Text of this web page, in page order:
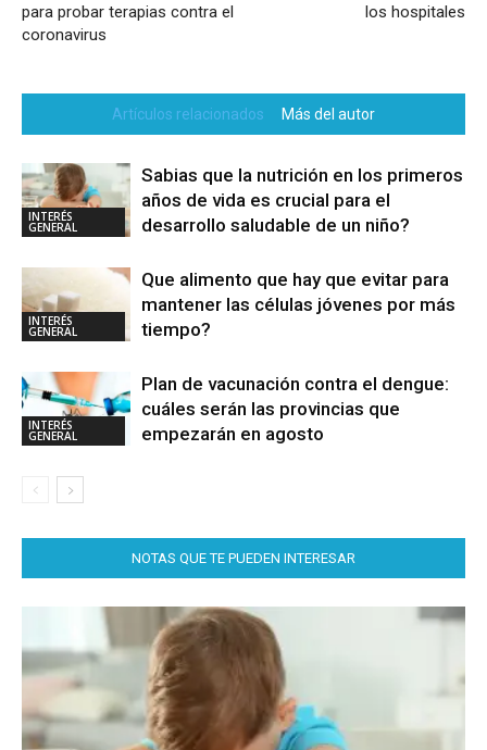
para probar terapias contra el
coronavirus
los hospitales
Artículos relacionados Más del autor
INTERÉS
GENERAL
Sabias que la nutrición en los primeros
años de vida es crucial para el
desarrollo saludable de un niño?
INTERÉS
GENERAL
Que alimento que hay que evitar para
mantener las células jóvenes por más
tiempo?
INTERÉS
GENERAL
Plan de vacunación contra el dengue:
cuáles serán las provincias que
empezarán en agosto
NOTAS QUE TE PUEDEN INTERESAR